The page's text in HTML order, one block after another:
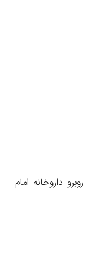
داروخانه امام